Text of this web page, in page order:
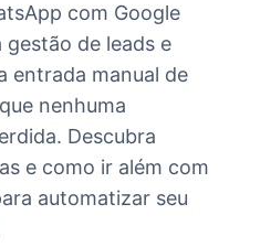
com Google
de leads e
entrada manual de
nenhuma
Descubra
e como ir além com
automatizar seu